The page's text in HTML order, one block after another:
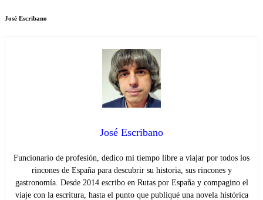
José Escribano
José Escribano
Funcionario de profesión, dedico mi tiempo libre a viajar por todos los
rincones de España para descubrir su historia, sus rincones y
gastronomía. Desde 2014 escribo en Rutas por España y compagino el
viaje con la escritura, hasta el punto que publiqué una novela histórica